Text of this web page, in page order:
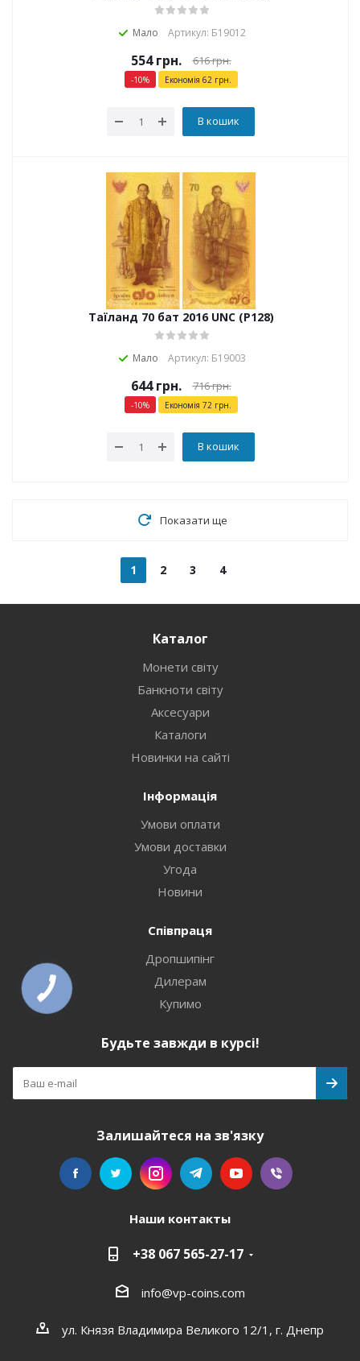
Мало Артикул: Б19012
554грн. 616грн.
-10% Економія 62грн.
В кошик
Таїланд 70 бат 2016 UNC (P128)
Мало Артикул: Б19003
644грн. 716грн.
-10% Економія 72грн.
В кошик
Показати ще
1 2 3 4
Каталог
Монети світу
Банкноти світу
Аксесуари
Каталоги
Новинки на сайті
Інформація
Умови оплати
Умови доставки
Угода
Новини
Співпраця
Дропшипінг
Дилерам
Купимо
Будьте завжди в курсі!
Залишайтеся на зв'язку
Наши контакты
+38 067 565-27-17
info@vp-coins.com
ул. Князя Владимира Великого 12/1, г. Днепр